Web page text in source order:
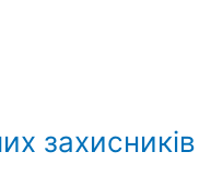
захисників